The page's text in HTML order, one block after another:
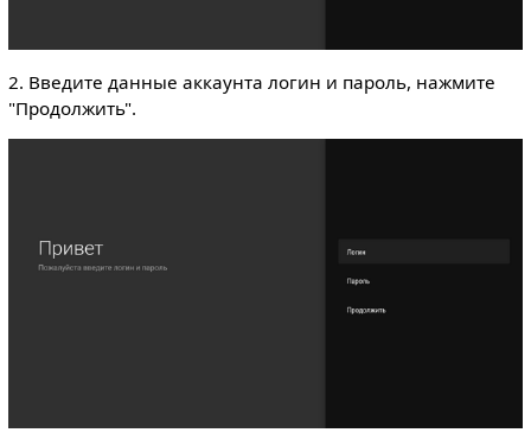
2. Введите данные аккаунта логин и пароль, нажмите
"Продолжить".